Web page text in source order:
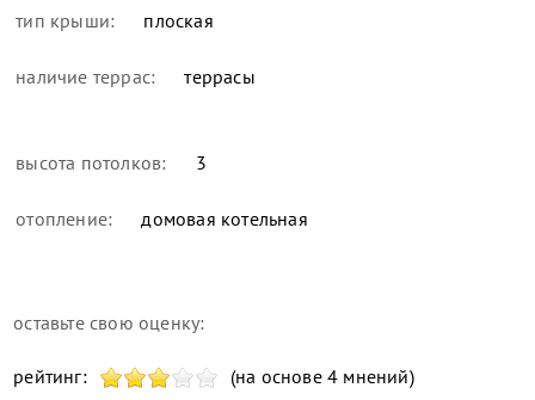
тип крыши: плоская
наличие террас: террасы
высота потолков: 3
отопление: домовая котельная
оставьте свою оценку:
рейтинг: (на основе 4 мнений)